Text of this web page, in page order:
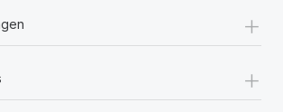
+
+